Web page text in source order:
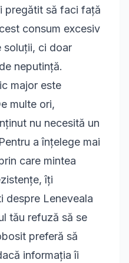
pregătit să faci față
consum excesiv
soluții, ci doar
neputință.
major este
multe ori,
nu necesită un
a înțelege mai
care mintea
îți
despre Leneveala
tău refuză să se
preferă să
informația îi